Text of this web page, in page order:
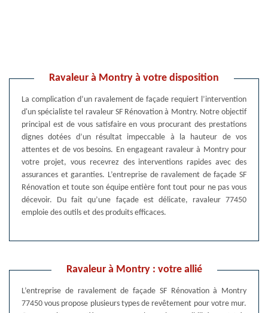
Ravaleur à Montry à votre disposition
La complication d’un ravalement de façade requiert l’intervention
d'un spécialiste tel ravaleur SF Rénovation à Montry. Notre objectif
principal est de vous satisfaire en vous procurant des prestations
dignes dotées d’un résultat impeccable à la hauteur de vos
attentes et de vos besoins. En engageant ravaleur à Montry pour
votre projet, vous recevrez des interventions rapides avec des
assurances et garanties. L’entreprise de ravalement de façade SF
Rénovation et toute son équipe entière font tout pour ne pas vous
décevoir. Du fait qu’une façade est délicate, ravaleur 77450
emploie des outils et des produits efficaces.
Ravaleur à Montry : votre allié
L’entreprise de ravalement de façade SF Rénovation à Montry
77450 vous propose plusieurs types de revêtement pour votre mur.